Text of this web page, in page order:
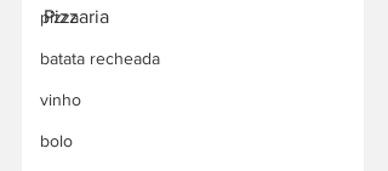
pizza
batata recheada
vinho
bolo
Pizzaria